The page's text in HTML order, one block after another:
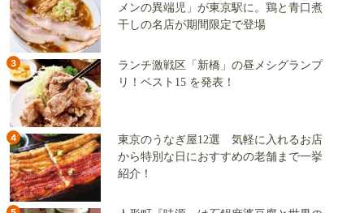
メンの異端児」が東京駅に。鶏と青口煮
干しの名店が期間限定で登場
3
ランチ激戦区「新橋」の昼メシグランプ
リ！ベスト15 を発表！
4
東京のうなぎ屋12選 気軽に入れるお店
から特別な日におすすめの老舗まで一挙
紹介！